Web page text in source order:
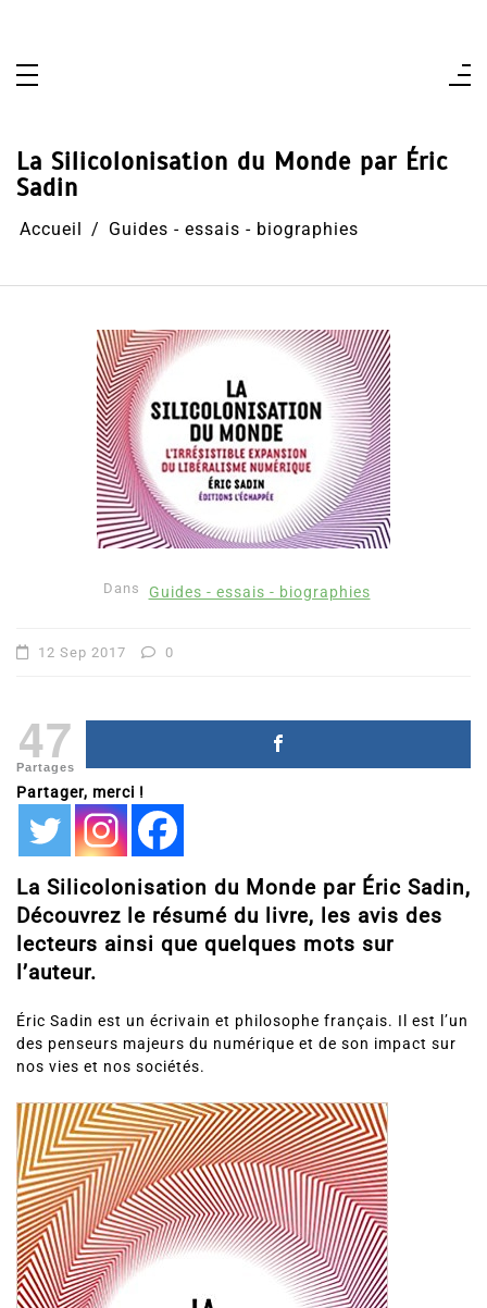
La Silicolonisation du Monde par Éric
Sadin
Accueil Guides - essais - biographies
Dans Guides - essais - biographies
12 Sep 2017 0
47
Partages
Partager, merci !
La Silicolonisation du Monde par Éric Sadin,
Découvrez le résumé du livre, les avis des
lecteurs ainsi que quelques mots sur
l’auteur.
Éric Sadin est un écrivain et philosophe français. Il est l’un
des penseurs majeurs du numérique et de son impact sur
nos vies et nos sociétés.